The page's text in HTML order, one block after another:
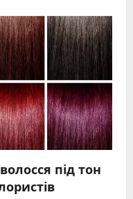
під тон